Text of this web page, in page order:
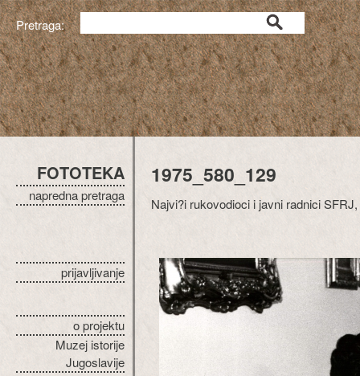
Pretraga:
FOTOTEKA
napredna pretraga
prijavljivanje
o projektu
Muzej istorije
Jugoslavije
1975_580_129
Najvi?i rukovodioci i javni radnici